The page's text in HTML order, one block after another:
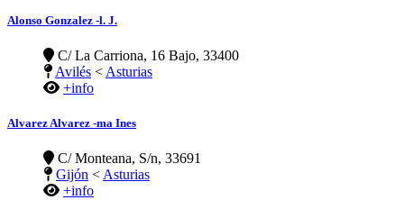
Alonso Gonzalez -l. J.
C/ La Carriona, 16 Bajo, 33400
Avilés < Asturias
+info
Alvarez Alvarez -ma Ines
C/ Monteana, S/n, 33691
Gijón < Asturias
+info